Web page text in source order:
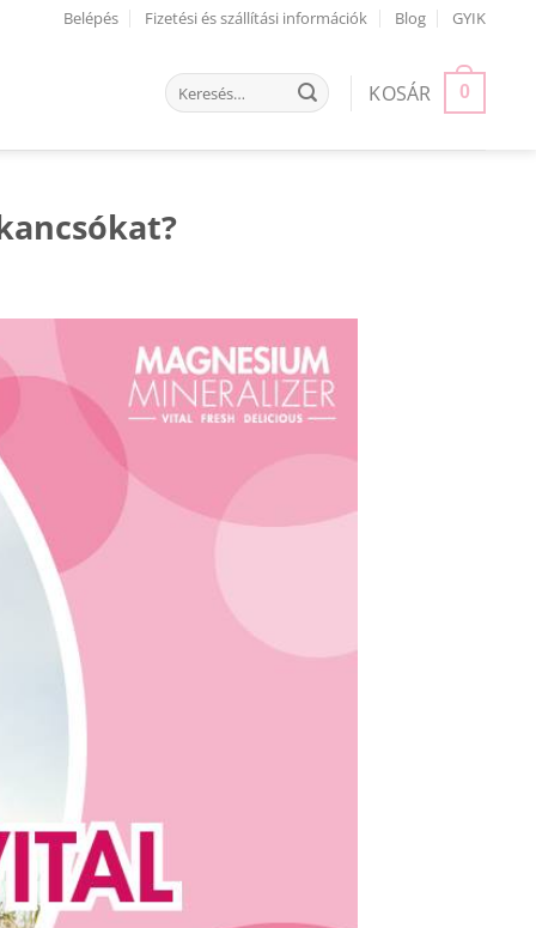
Belépés Fizetési és szállítási információk Blog GYIK
Keresés
a
KOSÁR 0